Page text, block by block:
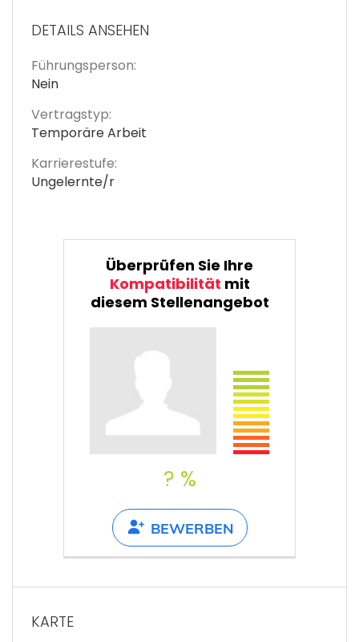
DETAILS ANSEHEN
Führungsperson:
Nein
Vertragstyp:
Temporäre Arbeit
Karrierestufe:
Ungelernte/r
Überprüfen Sie Ihre
Kompatibilität mit
diesem Stellenangebot
? %
BEWERBEN
KARTE